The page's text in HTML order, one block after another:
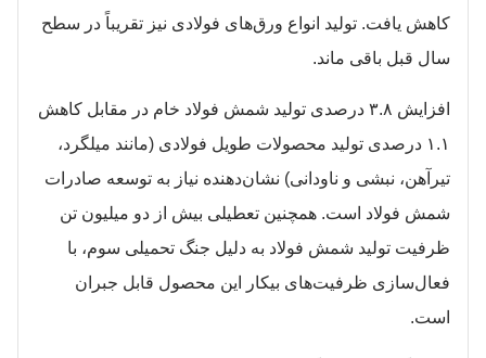
کاهش یافت. تولید انواع ورق‌های فولادی نیز تقریباً در سطح
سال قبل باقی ماند.
افزایش ۳.۸ درصدی تولید شمش فولاد خام در مقابل کاهش
۱.۱ درصدی تولید محصولات طویل فولادی (مانند میلگرد،
تیرآهن، نبشی و ناودانی) نشان‌دهنده نیاز به توسعه صادرات
شمش فولاد است. همچنین تعطیلی بیش از دو میلیون تن
ظرفیت تولید شمش فولاد به دلیل جنگ تحمیلی سوم، با
فعال‌سازی ظرفیت‌های بیکار این محصول قابل جبران
است.